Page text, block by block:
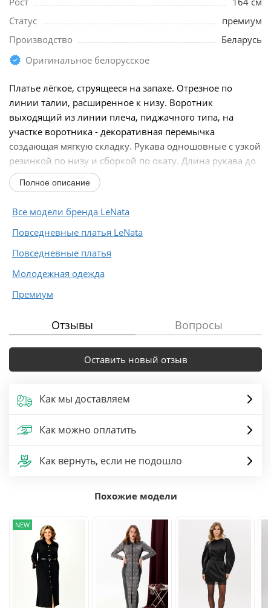
Статус
премиум
Производство
Беларусь
Оригинальное белорусское
Платье лёгкое, струящееся на запахе. Отрезное по
линии талии, расширенное к низу. Воротник
выходящий из линии плеча, пиджачного типа, на
участке воротника - декоративная перемычка
создающая мягкую складку. Рукава одношовные с узкой
резинкой по низу и сборкой по окату. Длина рукава до
линии...
Полное описание
Все модели бренда LeNata
Повседневные платья LeNata
Повседневные платья
Молодежная одежда
Премиум
Отзывы Вопросы
Оставить новый отзыв
Как мы доставляем
Как можно оплатить
Как вернуть, если не подошло
Похожие модели
NEW